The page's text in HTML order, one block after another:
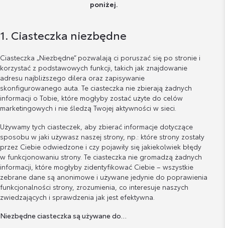
poniżej.
1. Ciasteczka niezbędne
Ciasteczka „Niezbędne” pozwalają ci poruszać się po stronie i
korzystać z podstawowych funkcji, takich jak znajdowanie
adresu najbliższego dilera oraz zapisywanie
skonfigurowanego auta. Te ciasteczka nie zbierają żadnych
informacji o Tobie, które mogłyby zostać użyte do celów
marketingowych i nie śledzą Twojej aktywności w sieci.
Używamy tych ciasteczek, aby zbierać informacje dotyczące
sposobu w jaki używasz naszej strony, np.: które strony zostały
przez Ciebie odwiedzone i czy pojawiły się jakiekolwiek błędy
w funkcjonowaniu strony. Te ciasteczka nie gromadzą żadnych
informacji, które mogłyby zidentyfikować Ciebie – wszystkie
zebrane dane są anonimowe i używane jedynie do poprawienia
funkcjonalności strony, zrozumienia, co interesuje naszych
zwiedzających i sprawdzenia jak jest efektywna.
Niezbędne ciasteczka są używane do…